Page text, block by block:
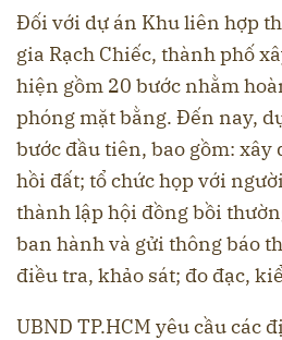
Đối với dự án Khu liên hợp
gia Rạch Chiếc, thành phố
hiện gồm 20 bước nhằm
phóng mặt bằng. Đến nay,
bước đầu tiên, bao gồm: xây
hồi đất; tổ chức họp với
thành lập hội đồng bồi
ban hành và gửi thông báo
điều tra, khảo sát; đo đạc,
UBND TP.HCM yêu cầu các